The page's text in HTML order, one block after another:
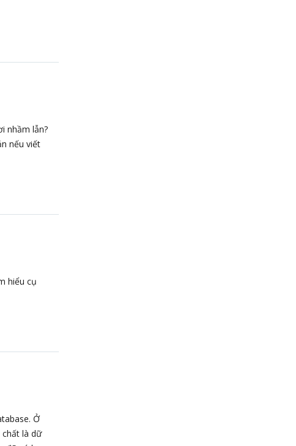
nhầm lẫn?
nếu viết
hiểu cụ
Ở
là dữ